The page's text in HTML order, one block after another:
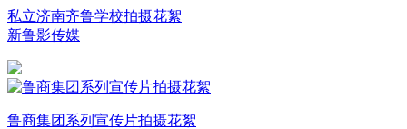
私立济南齐鲁学校拍摄花絮
新鲁影传媒
鲁商集团系列宣传片拍摄花絮